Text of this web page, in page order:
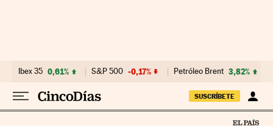
Ibex 35 0,61% S&P 500 -0,17% Petróleo Brent 3,82%
SUSCRÍBETE